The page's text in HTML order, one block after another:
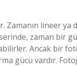
Zamanın lineer ya
zaman bir
Ancak bir
gücü vardır.